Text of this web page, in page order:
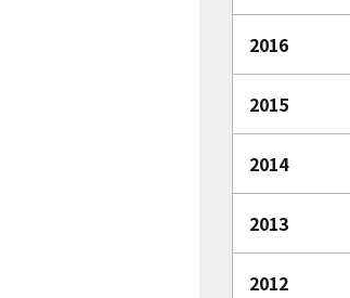
2016
2015
2014
2013
2012